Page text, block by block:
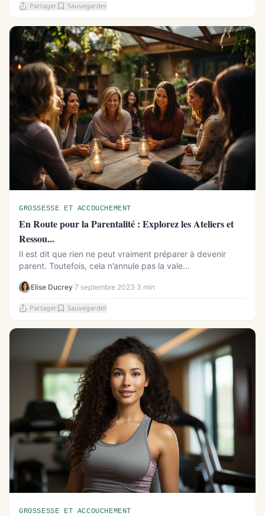
Partager Sauvegarder
GROSSESSE ET ACCOUCHEMENT
En Route pour la Parentalité : Explorez les Ateliers et
Ressou...
Il est dit que rien ne peut vraiment préparer à devenir
parent. Toutefois, cela n’annule pas la vale...
Elise Ducrey·7 septembre 2023·3 min
Partager Sauvegarder
GROSSESSE ET ACCOUCHEMENT